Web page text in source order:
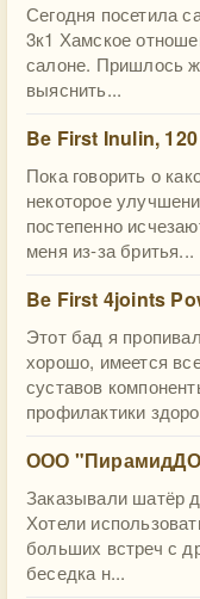
Сегодня посетила
3к1 Хамское
салоне. Пришлось
выяснить...
Be First Inulin,
Пока говорить о
некоторое
постепенно
меня из-за бритья...
Be First 4joints
Этот бад я
хорошо, имеется
суставов
профилактики
ООО
Заказывали шатёр
Хотели
больших встреч с
беседка н...